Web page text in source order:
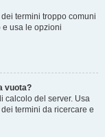
termini troppo comuni
usa le opzioni
vuota?
calcolo del server. Usa
termini da ricercare e